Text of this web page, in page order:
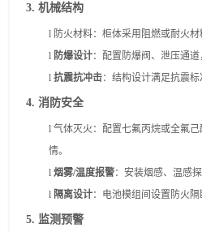
3. 机械结构
l 防火材料：柜体采用阻燃或耐火
l 防爆设计：配置防爆阀、泄压通道
l 抗震抗冲击：结构设计满足抗震标
4. 消防安全
l 气体灭火：配置七氟丙烷或全氟
情。
l 烟雾/温度报警：安装烟感、温感
l 隔离设计：电池模组间设置防火隔
5. 监测预警